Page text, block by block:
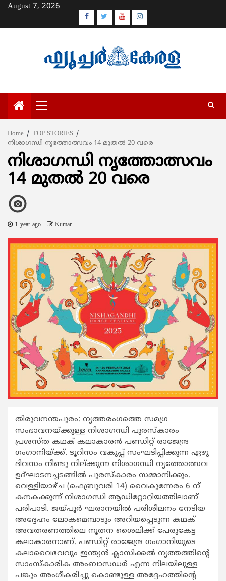
Skip
content
August 7, 2026
Facebook
TwitterYoutubeInstagram
Primary
Menu
Home
TOP STORIES
നിശാഗന്ധി നൃത്തോത്സവം 14 മുതല്‍ 20 വരെ
നിശാഗന്ധി നൃത്തോത്സവം
14 മുതല്‍ 20 വരെ
1 year ago Kumar
തിരുവനന്തപുരം: നൃത്തരംഗത്തെ സമഗ്ര
സംഭാവനയ്ക്കുള്ള നിശാഗന്ധി പുരസ്കാരം
പ്രശസ്ത കഥക് കലാകാരന്‍ പണ്ഡിറ്റ് രാജേന്ദ്ര
ഗംഗാനിയ്ക്ക്. ടൂറിസം വകുപ്പ് സംഘടിപ്പിക്കുന്ന ഏഴു
ദിവസം നീണ്ടു നില്ക്കുന്ന നിശാഗന്ധി നൃത്തോത്സവ
ഉദ്ഘാടനച്ചടങ്ങില്‍ പുരസ്കാരം സമ്മാനിക്കും.
വെള്ളിയാഴ്ച (ഫെബ്രുവരി 14) വൈകുന്നേരം 6 ന്
കനകക്കുന്ന് നിശാഗന്ധി ആഡിറ്റോറിയത്തിലാണ്
പരിപാടി. ജയ്പൂര്‍ ഘരാനയില്‍ പരിശീലനം നേടിയ
അദ്ദേഹം ലോകമെമ്പാടും അറിയപ്പെടുന്ന കഥക്
അവതരണത്തിലെ നൂതന ശൈലിക്ക് പേരുകേട്ട
കലാകാരനാണ്. പണ്ഡിറ്റ് രാജേന്ദ്ര ഗംഗാനിയുടെ
കലാവൈഭവവും ഇന്ത്യന്‍ ക്ലാസിക്കല്‍ നൃത്തത്തിന്‍റെ
സാംസ്കാരിക അംബാസഡര്‍ എന്ന നിലയിലുള്ള
പങ്കും അംഗീകരിച്ചു കൊണ്ടുള്ള അദ്ദേഹത്തിന്‍റെ